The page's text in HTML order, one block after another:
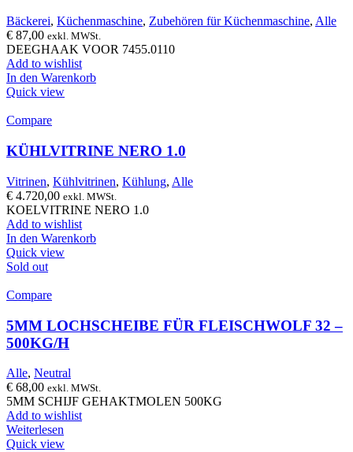
Bäckerei, Küchenmaschine, Zubehören für Küchenmaschine, Alle
€ 87,00 exkl. MWSt.
DEEGHAAK VOOR 7455.0110
Add to wishlist
In den Warenkorb
Quick view
Compare
KÜHLVITRINE NERO 1.0
Vitrinen, Kühlvitrinen, Kühlung, Alle
€ 4.720,00 exkl. MWSt.
KOELVITRINE NERO 1.0
Add to wishlist
In den Warenkorb
Quick view
Sold out
Compare
5MM LOCHSCHEIBE FÜR FLEISCHWOLF 32 –
500KG/H
Alle, Neutral
€ 68,00 exkl. MWSt.
5MM SCHIJF GEHAKTMOLEN 500KG
Add to wishlist
Weiterlesen
Quick view